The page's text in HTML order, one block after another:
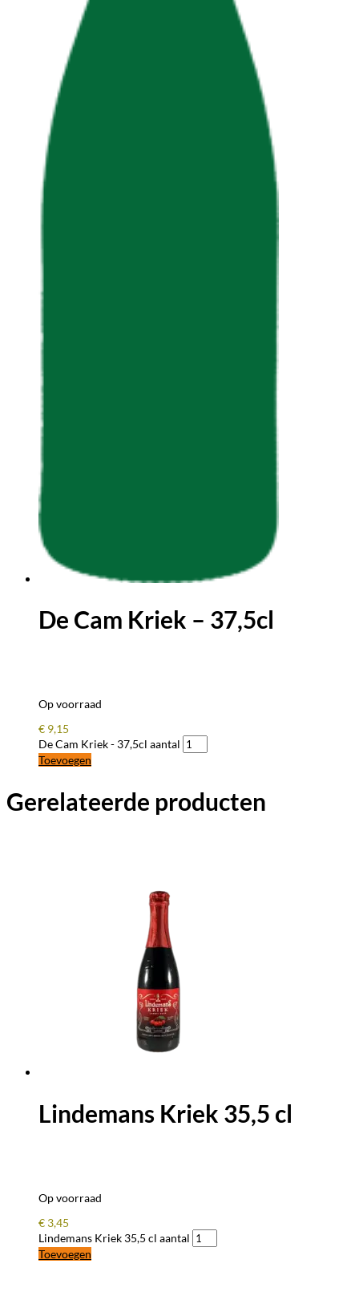
De Cam Kriek – 37,5cl
Op voorraad
€ 9,15
De Cam Kriek - 37,5cl aantal
Toevoegen
Gerelateerde producten
Lindemans Kriek 35,5 cl
Op voorraad
€ 3,45
Lindemans Kriek 35,5 cl aantal
Toevoegen